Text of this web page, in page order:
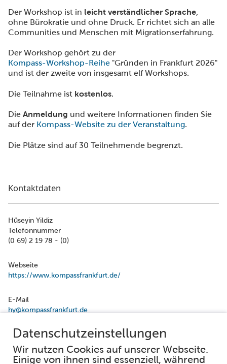
Der Workshop ist in leicht verständlicher Sprache
ohne Bürokratie und ohne Druck. Er richtet sich an alle
Communities und Menschen mit Migrationserfahrung.
Der Workshop gehört zu der
Kompass-Workshop-Reihe "Gründen in Frankfurt 2026"
und ist der zweite von insgesamt elf Workshops.
Die Teilnahme ist kostenlos.
Die Anmeldung und weitere Informationen finden Sie
auf der Kompass-Website zu der Veranstaltung.
Die Plätze sind auf 30 Teilnehmende begrenzt.
Kontaktdaten
Hüseyin Yildiz
Telefonnummer
(0 69) 2 19 78 - (0)
Webseite
https://www.kompassfrankfurt.de/
E-Mail
hy@kompassfrankfurt.de